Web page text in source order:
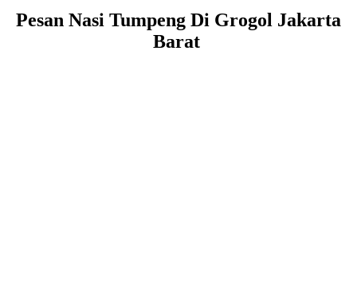
Pesan Nasi Tumpeng Di Grogol Jakarta
Barat